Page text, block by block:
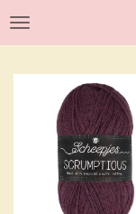
Ga
hoofdinhoud